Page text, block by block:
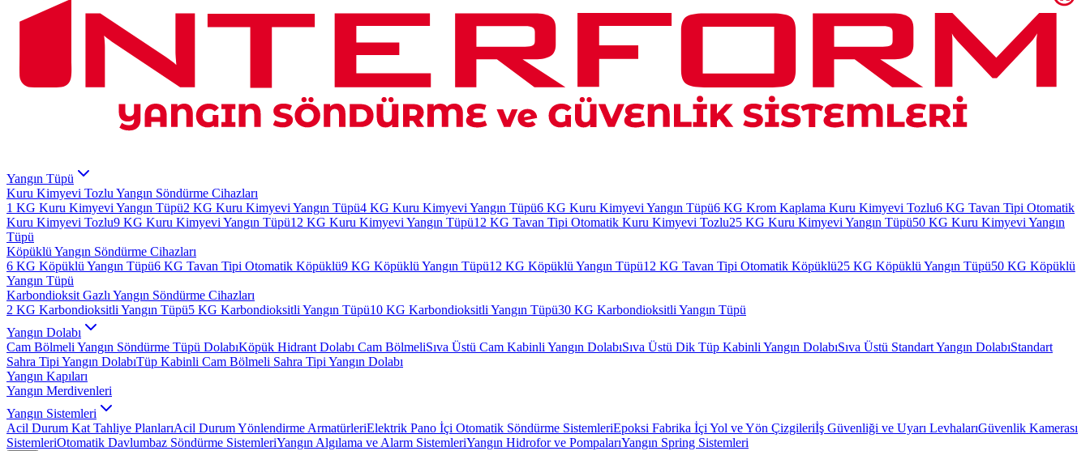
Yangın Tüpü
Kuru Kimyevi Tozlu Yangın Söndürme Cihazları
1 KG Kuru Kimyevi Yangın Tüpü2 KG Kuru Kimyevi Yangın Tüpü4 KG Kuru Kimyevi Yangın Tüpü6 KG Kuru Kimyevi Yangın Tüpü6 KG Krom Kaplama Kuru Kimyevi Tozlu6 KG Tavan Tipi Otomatik
Kuru Kimyevi Tozlu9 KG Kuru Kimyevi Yangın Tüpü12 KG Kuru Kimyevi Yangın Tüpü12 KG Tavan Tipi Otomatik Kuru Kimyevi Tozlu25 KG Kuru Kimyevi Yangın Tüpü50 KG Kuru Kimyevi Yangın
Tüpü
Köpüklü Yangın Söndürme Cihazları
6 KG Köpüklü Yangın Tüpü6 KG Tavan Tipi Otomatik Köpüklü9 KG Köpüklü Yangın Tüpü12 KG Köpüklü Yangın Tüpü12 KG Tavan Tipi Otomatik Köpüklü25 KG Köpüklü Yangın Tüpü50 KG Köpüklü
Yangın Tüpü
Karbondioksit Gazlı Yangın Söndürme Cihazları
2 KG Karbondioksitli Yangın Tüpü5 KG Karbondioksitli Yangın Tüpü10 KG Karbondioksitli Yangın Tüpü30 KG Karbondioksitli Yangın Tüpü
Yangın Dolabı
Cam Bölmeli Yangın Söndürme Tüpü DolabıKöpük Hidrant Dolabı Cam BölmeliSıva Üstü Cam Kabinli Yangın DolabıSıva Üstü Dik Tüp Kabinli Yangın DolabıSıva Üstü Standart Yangın DolabıStandart
Sahra Tipi Yangın DolabıTüp Kabinli Cam Bölmeli Sahra Tipi Yangın Dolabı
Yangın Kapıları
Yangın Merdivenleri
Yangın Sistemleri
Acil Durum Kat Tahliye PlanlarıAcil Durum Yönlendirme ArmatürleriElektrik Pano İçi Otomatik Söndürme SistemleriEpoksi Fabrika İçi Yol ve Yön Çizgileriİş Güvenliği ve Uyarı LevhalarıGüvenlik Kamerası
SistemleriOtomatik Davlumbaz Söndürme SistemleriYangın Algılama ve Alarm SistemleriYangın Hidrofor ve PompalarıYangın Spring Sistemleri